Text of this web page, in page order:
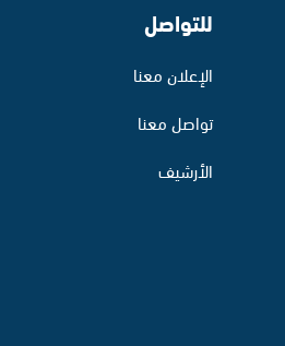
للتواصل
الإعلان معنا
تواصل معنا
الأرشيف